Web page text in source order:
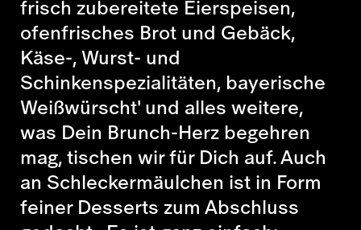
frisch zubereitete Eierspeisen,
ofenfrisches Brot und Gebäck,
Käse-, Wurst- und
Schinkenspezialitäten, bayerische
Weißwürscht' und alles weitere,
was Dein Brunch-Herz begehren
mag, tischen wir für Dich auf. Auch
an Schleckermäulchen ist in Form
feiner Desserts zum Abschluss